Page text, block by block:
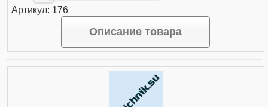
Артикул: 176
Описание товара